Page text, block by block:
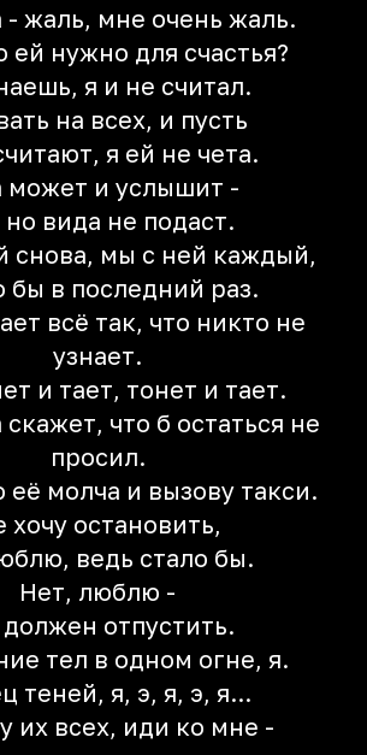
- жаль, мне очень жаль.
ей нужно для счастья?
я и не считал.
на всех, и пусть
я ей не чета.
может и услышит -
вида не подаст.
снова, мы с ней каждый,
бы в последний раз.
всё так, что никто не
узнает.
и тает, тонет и тает.
что б остаться не
просил.
её молча и вызову такси.
хочу остановить,
ведь стало бы.
Нет, люблю -
отпустить.
тел в одном огне, я.
теней, я, э, я, э, я...
их всех, иди ко мне -